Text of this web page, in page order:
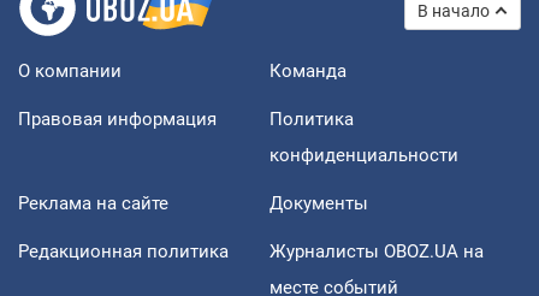
В начало
О компании Команда
Правовая информация
Политика
конфиденциальности
Реклама на сайте Документы
Редакционная политика
Журналисты OBOZ.UA на
месте событий